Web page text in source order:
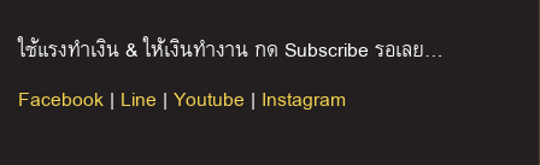
ใช้แรงทำเงิน & ให้เงินทำงาน กด Subscribe รอเลย…
Facebook | Line | Youtube | Instagram